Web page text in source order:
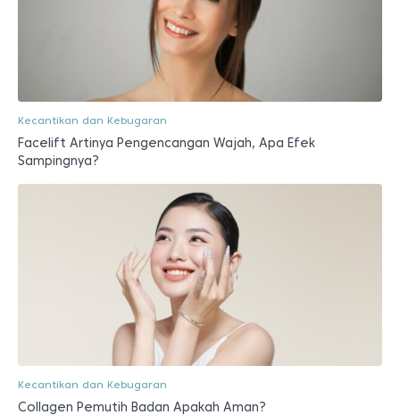
Kecantikan dan Kebugaran
Facelift Artinya Pengencangan Wajah, Apa Efek
Sampingnya?
Kecantikan dan Kebugaran
Collagen Pemutih Badan Apakah Aman?